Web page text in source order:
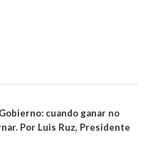
cuando ganar no
Por Luis Ruz, Presidente